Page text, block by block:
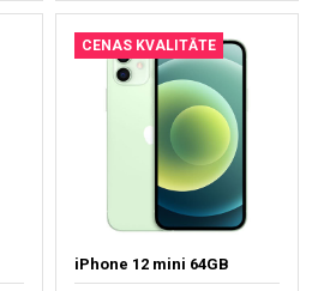
CENAS KVALITĀTE
iPhone 12 mini 64GB